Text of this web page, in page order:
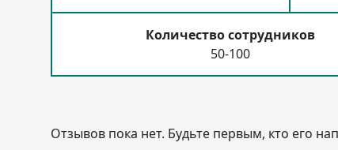
Количество сотрудников
50-100
Отзывов пока нет. Будьте первым, кто его